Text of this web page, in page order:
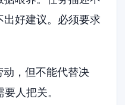
好建议。必须要求
，但不能代替决
人把关。